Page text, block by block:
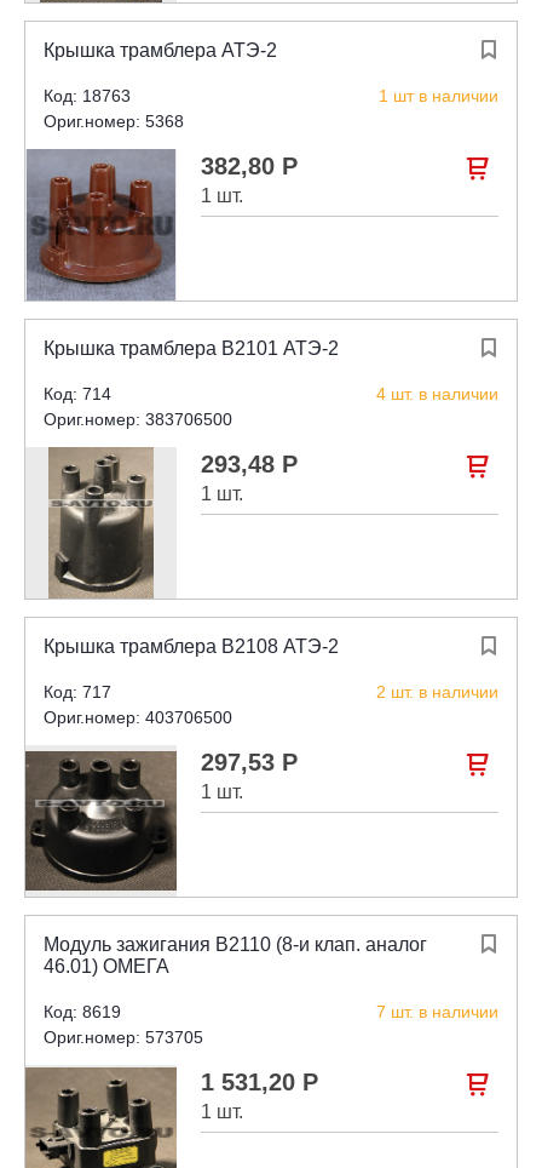

Крышка трамблера АТЭ-2
Код: 18763
1 шт в наличии
Ориг.номер: 5368
382,80 Р
1 шт.


Крышка трамблера В2101 АТЭ-2
Код: 714
4 шт. в наличии
Ориг.номер: 383706500
293,48 Р
1 шт.


Крышка трамблера В2108 АТЭ-2
Код: 717
2 шт. в наличии
Ориг.номер: 403706500
297,53 Р
1 шт.


Модуль зажигания В2110 (8-и клап. аналог
46.01) ОМЕГА
Код: 8619
7 шт. в наличии
Ориг.номер: 573705
1 531,20 Р
1 шт.
